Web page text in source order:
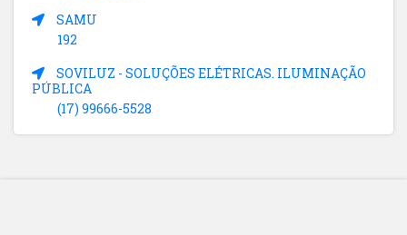
SAMU
192
SOVILUZ - SOLUÇÕES ELÉTRICAS. ILUMINAÇÃO
PÚBLICA
(17) 99666-5528